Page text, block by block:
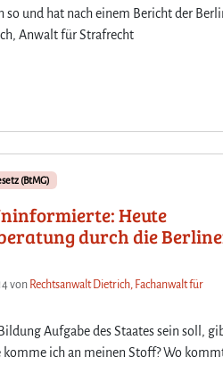
P
a
r
h
t
e
r
o
r
o
und hat nach einem Bericht der
Anwalt für Strafrecht
(BtMG)
Heute
durch die
von Rechtsanwalt Dietrich, Fachanwalt für
Aufgabe des Staates sein soll,
ich an meinen Stoff? Wo